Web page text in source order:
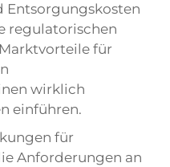
Entsorgungskosten
regulatorischen
für
wirklich
einführen.
für
Anforderungen an